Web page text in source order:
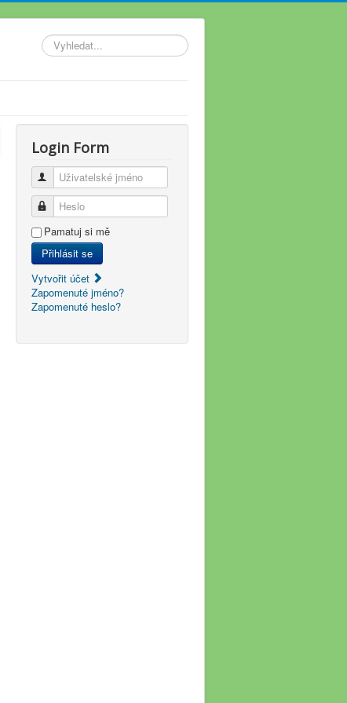
Vyhledávání...
Login Form
Uživatelské jméno
Heslo
Pamatuj si mě
Přihlásit se
Vytvořit účet
Zapomenuté jméno?
Zapomenuté heslo?